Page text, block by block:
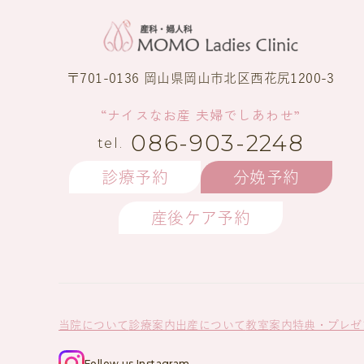
〒701-0136 岡山県岡山市北区西花尻1200-3
“ナイスなお産 夫婦でしあわせ”
086-903-2248
診療予約 分娩予約
産後ケア予約
当院について 診療案内 出産について 教室案内特典・プレゼ